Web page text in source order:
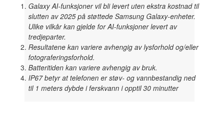
Galaxy AI-funksjoner vil bli levert uten ekstra kostnad til
slutten av 2025 på støttede Samsung Galaxy-enheter.
Ulike vilkår kan gjelde for AI-funksjoner levert av
tredjeparter.
Resultatene kan variere avhengig av lysforhold og/eller
fotograferingsforhold.
Batteritiden kan variere avhengig av bruk.
IP67 betyr at telefonen er støv- og vannbestandig ned
til 1 meters dybde i ferskvann i opptil 30 minutter